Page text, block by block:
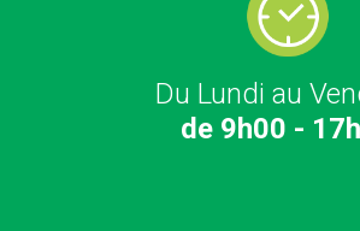
Du Lundi au
de 9h00 -